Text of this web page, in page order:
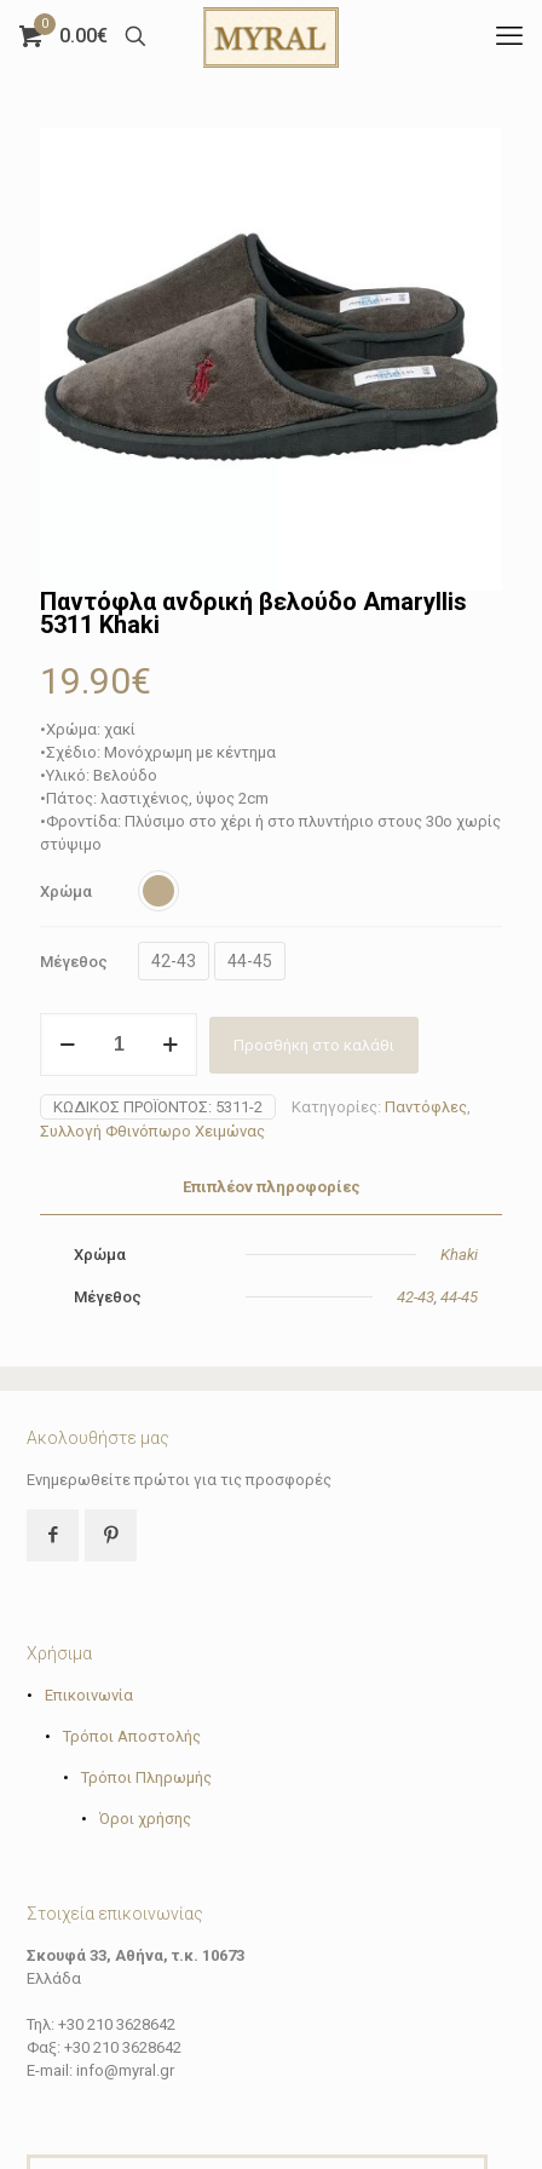
0
0.00€
Παντόφλα ανδρική βελούδο Amaryllis
5311 Khaki
19.90€
•Χρώμα: χακί
•Σχέδιο: Μονόχρωμη με κέντημα
•Υλικό: Βελούδο
•Πάτος: λαστιχένιος, ύψος 2cm
•Φροντίδα: Πλύσιμο στο χέρι ή στο πλυντήριο στους 30ο χωρίς
στύψιμο
Χρώμα
Μέγεθος 42-43 44-45
ανδρική
Amaryllis
5311
Khaki
Προσθήκη στο καλάθι
ΚΩΔΙΚΌΣ ΠΡΟΪΌΝΤΟΣ: 5311-2 Κατηγορίες: Παντόφλες,
Συλλογή Φθινόπωρο Χειμώνας
Επιπλέον πληροφορίες
Χρώμα Khaki
Μέγεθος 42-43, 44-45
Ακολουθήστε μας
Ενημερωθείτε πρώτοι για τις προσφορές
Χρήσιμα
• Επικοινωνία
• Τρόποι Αποστολής
• Τρόποι Πληρωμής
• Όροι χρήσης
Στοιχεία επικοινωνίας
Σκουφά 33, Αθήνα, τ.κ. 10673
Ελλάδα
Τηλ: +30 210 3628642
Φαξ: +30 210 3628642
E-mail: info@myral.gr